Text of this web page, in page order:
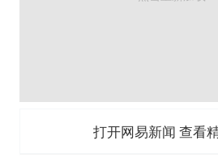
打开网易新闻 查看